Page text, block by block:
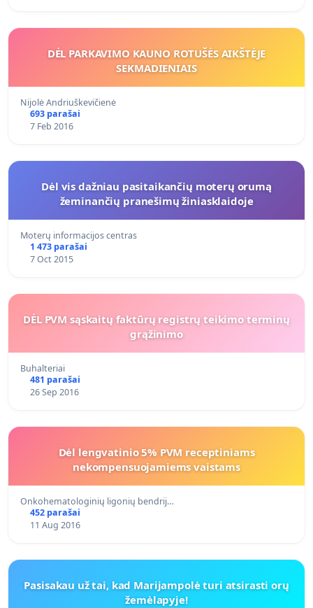
DĖL PARKAVIMO KAUNO ROTUŠĖS AIKŠTĖJE
SEKMADIENIAIS
Nijolė Andriuškevičienė
693 parašai
7 Feb 2016
Dėl vis dažniau pasitaikančių moterų orumą
žeminančių pranešimų žiniasklaidoje
Moterų informacijos centras
1 473 parašai
7 Oct 2015
DĖL PVM sąskaitų faktūrų registrų teikimo terminų
grąžinimo
Buhalteriai
481 parašai
26 Sep 2016
Dėl lengvatinio 5% PVM receptiniams
nekompensuojamiems vaistams
Onkohematologinių ligonių bendrij…
452 parašai
11 Aug 2016
Pasisakau už tai, kad Marijampolė turi atsirasti orų
žemėlapyje!